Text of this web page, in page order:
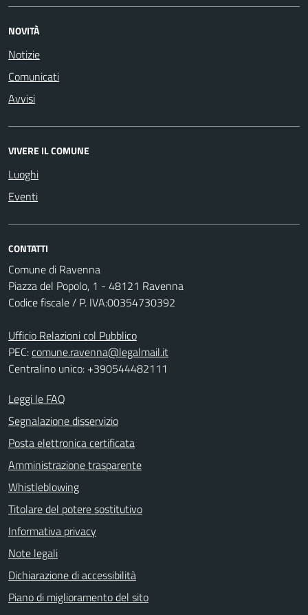
NOVITÀ
Notizie
Comunicati
Avvisi
VIVERE IL COMUNE
Luoghi
Eventi
CONTATTI
Comune di Ravenna
Piazza del Popolo, 1 - 48121 Ravenna
Codice fiscale / P. IVA:00354730392
Ufficio Relazioni col Pubblico
PEC:comune.ravenna@legalmail.it
Centralino unico: +390544482111
Leggi le FAQ
Segnalazione disservizio
Posta elettronica certificata
Amministrazione trasparente
Whistleblowing
Titolare del potere sostitutivo
Informativa privacy
Note legali
Dichiarazione di accessibilità
Piano di miglioramento del sito